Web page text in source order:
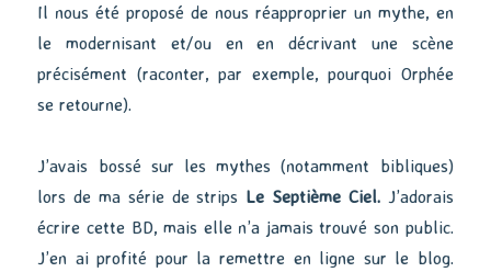
Il nous été proposé de nous réapproprier un mythe, en
le modernisant et/ou en en décrivant une scène
précisément (raconter, par exemple, pourquoi Orphée
se retourne).
J’avais bossé sur les mythes (notamment bibliques)
lors de ma série de strips Le Septième Ciel.J’adorais
écrire cette BD, mais elle n’a jamais trouvé son public.
J’en ai profité pour la remettre en ligne sur le blog.